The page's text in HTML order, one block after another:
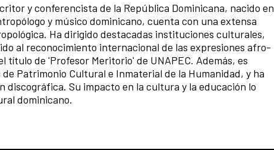
y conferencista de la República Dominicana, nacido en
y músico dominicano, cuenta con una extensa
Ha dirigido destacadas instituciones culturales,
al reconocimiento internacional de las expresiones afro-
título de 'Profesor Meritorio' de UNAPEC. Además, es
Patrimonio Cultural e Inmaterial de la Humanidad, y ha
discográfica. Su impacto en la cultura y la educación lo
dominicano.